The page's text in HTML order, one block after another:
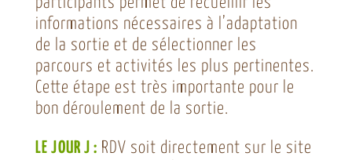
informations nécessaires à l’adaptation
de la sortie et de sélectionner les
parcours et activités les plus pertinentes.
Cette étape est très importante pour le
bon déroulement de la sortie.
LE JOUR J : RDV soit directement sur le site